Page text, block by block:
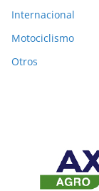
Internacional
Motociclismo
Otros